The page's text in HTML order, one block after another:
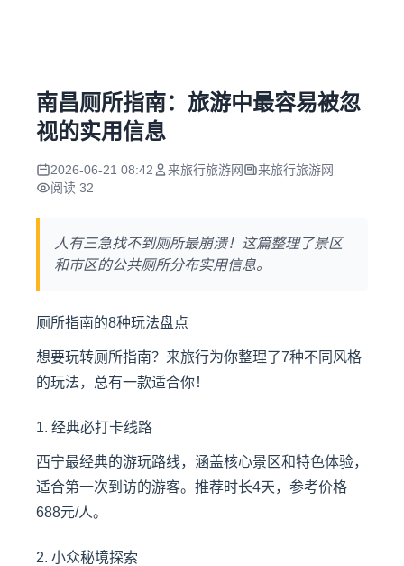
南昌厕所指南：旅游中最容易被忽
视的实用信息
2026-06-21 08:42 来旅行旅游网
来旅行旅游网
阅读 32
人有三急找不到厕所最崩溃！这篇整理了景区
和市区的公共厕所分布实用信息。
厕所指南的8种玩法盘点
想要玩转厕所指南？来旅行为你整理了7种不同风格
的玩法，总有一款适合你！
1. 经典必打卡线路
西宁最经典的游玩路线，涵盖核心景区和特色体验，
适合第一次到访的游客。推荐时长4天，参考价格
688元/人。
2. 小众秘境探索